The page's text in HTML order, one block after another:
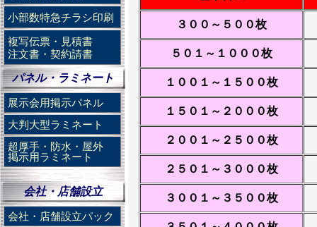
小部数特急チラシ印刷
複写伝票・見積書
注文書・契約請書
パネル・ラミネート
展示会用掲示パネル
大判大型ラミネート
超厚手・防水・屋外
掲示用ラミネート
会社・店舗設立
会社・店舗設立パック
３００～５００枚
５０１～１０００枚
１００１～１５００枚
１５０１～２０００枚
２００１～２５００枚
２５０１～３０００枚
３００１～３５００枚